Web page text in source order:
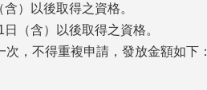
）以後取得之資格。
（含）以後取得之資格。
，不得重複申請，發放金額如下：